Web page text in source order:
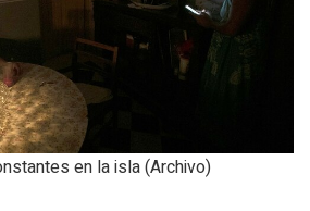
en la isla (Archivo)